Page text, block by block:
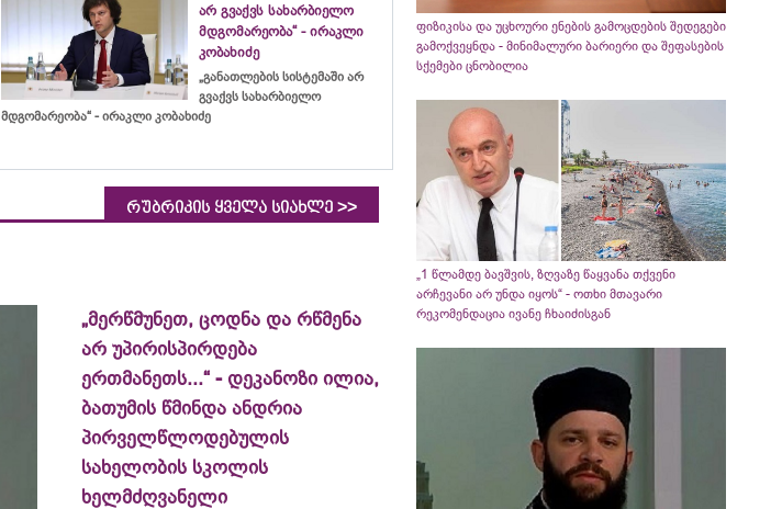
არ გვაქვს სახარბიელო
მდგომარეობა“ - ირაკლი
კობახიძე
„განათლების სისტემაში არ
გვაქვს სახარბიელო
მდგომარეობა“ - ირაკლი კობახიძე
რუბრიკის ყველა სიახლე >>
„მერწმუნეთ, ცოდნა და რწმენა
არ უპირისპირდება
ერთმანეთს...“ - დეკანოზი ილია,
ბათუმის წმინდა ანდრია
პირველწლოდებულის
სახელობის სკოლის
ხელმძღვანელი
ფიზიკისა და უცხოური ენების გამოცდების შედეგები
გამოქვეყნდა - მინიმალური ბარიერი და შეფასების
სქემები ცნობილია
„1 წლამდე ბავშვის, ზღვაზე წაყვანა თქვენი
არჩევანი არ უნდა იყოს“ - ოთხი მთავარი
რეკომენდაცია ივანე ჩხაიძისგან